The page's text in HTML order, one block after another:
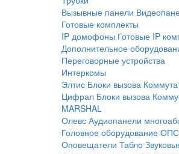
Вызывные панели
Готовые комплекты
IP домофоны Готовые IP
Дополнительное
Переговорные устройства
Интеркомы
Элтис Блоки вызова
Цифрал Блоки вызова
MARSHAL
Олевс Аудиопанели
Головное оборудование ОПС
Оповещатели Табло